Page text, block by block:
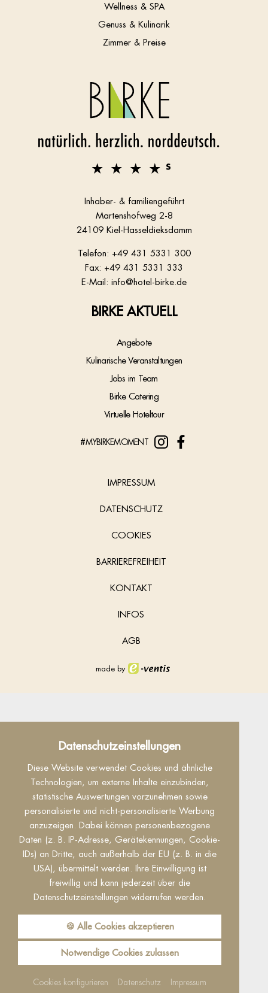
Datenschutzeinstellungen
Diese Website verwendet Cookies und ähnliche
Technologien, um externe Inhalte einzubinden,
statistische Auswertungen vorzunehmen sowie
personalisierte und nicht-personalisierte Werbung
anzuzeigen. Dabei können personenbezogene
Daten (z. B. IP-Adresse, Gerätekennungen, Cookie-
IDs) an Dritte, auch außerhalb der EU (z. B. in die
USA), übermittelt werden. Ihre Einwilligung ist
freiwillig und kann jederzeit über die
Datenschutzeinstellungen widerrufen werden.
🍪 Alle Cookies akzeptieren
Notwendige Cookies zulassen
Cookies konfigurieren Datenschutz Impressum
Wellness & SPA
Genuss & Kulinarik
Zimmer & Preise
Inhaber- & familiengeführt
Martenshofweg 2-8
24109 Kiel-Hasseldieksdamm
Telefon: +49 431 5331 300
Fax: +49 431 5331 333
E-Mail: info@hotel-birke.de
BIRKE AKTUELL
Angebote
Kulinarische Veranstaltungen
Jobs im Team
Birke Catering
Virtuelle Hoteltour
#MYBIRKEMOMENT
IMPRESSUM
DATENSCHUTZ
COOKIES
BARRIEREFREIHEIT
KONTAKT
INFOS
AGB
made by
Datenschutz
Dieser Inhalt ist nur sichtbar wenn Sie Cookies
von "Facebook" akzeptieren.
Akzeptieren Einstellungen
Reguest Messenger
Wenn Sie den Messenger nutzen möchten
müssen Sie die Cookies von Reguest